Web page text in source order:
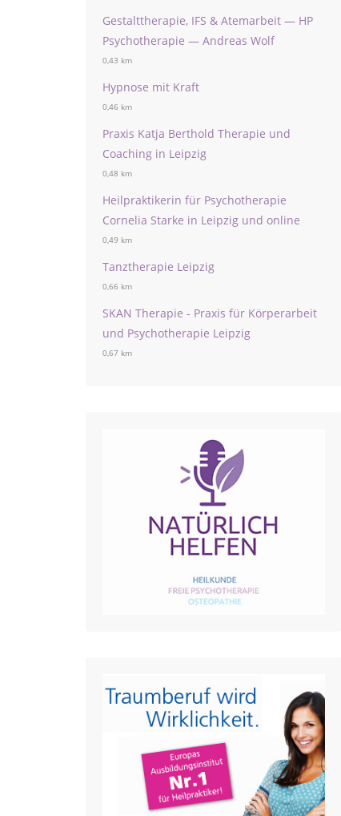
Gestalttherapie, IFS & Atemarbeit — HP
Psychotherapie — Andreas Wolf
0,43 km
Hypnose mit Kraft
0,46 km
Praxis Katja Berthold Therapie und
Coaching in Leipzig
0,48 km
Heilpraktikerin für Psychotherapie
Cornelia Starke in Leipzig und online
0,49 km
Tanztherapie Leipzig
0,66 km
SKAN Therapie - Praxis für Körperarbeit
und Psychotherapie Leipzig
0,67 km